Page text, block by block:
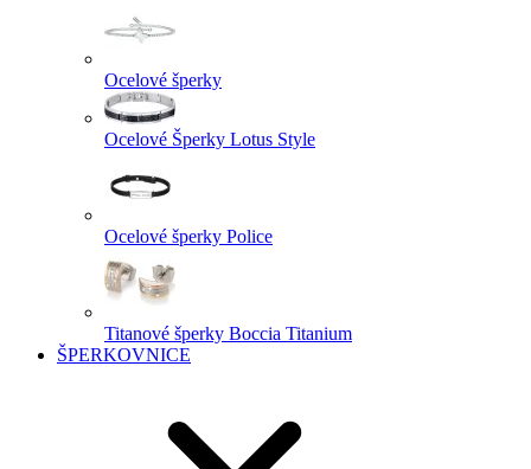
Ocelové šperky
Ocelové Šperky Lotus Style
Ocelové šperky Police
Titanové šperky Boccia Titanium
ŠPERKOVNICE